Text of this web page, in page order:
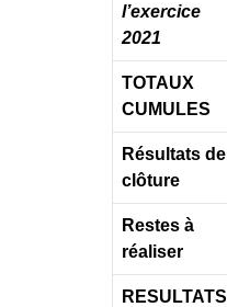
l’exercice
2021
TOTAUX
CUMULES
Résultats de
clôture
Restes à
réaliser
RESULTATS